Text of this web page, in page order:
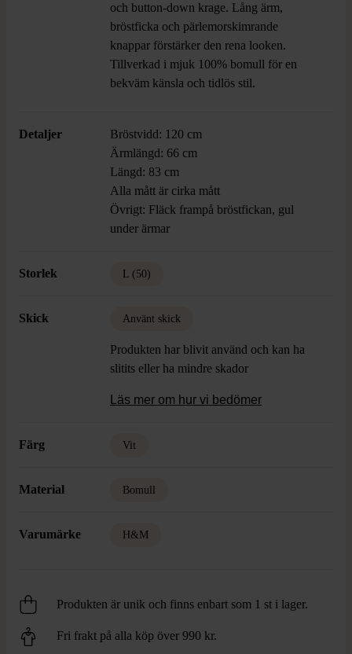
och button-down krage. Lång ärm,
bröstficka och pärlemorskimrande
knappar förstärker den rena looken.
Tillverkad i mjuk 100% bomull för en
bekväm känsla och tidlös stil.
Detaljer
Bröstvidd: 120 cm
Ärmlängd: 66 cm
Längd: 83 cm
Alla mått är cirka mått
Övrigt: Fläck frampå bröstfickan, gul
under ärmar
Storlek L (50)
Skick Använt skick
Produkten har blivit använd och kan ha
slitits eller ha mindre skador
Läs mer om hur vi bedömer
Färg Vit
Material Bomull
Varumärke H&M
Produkten är unik och finns enbart som 1 st i lager.
Fri frakt på alla köp över 990 kr.